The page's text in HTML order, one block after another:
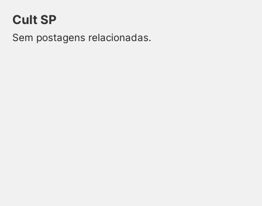
Cult SP
Sem postagens relacionadas.